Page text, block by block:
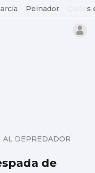
Peinador
de
AL DEPREDADOR